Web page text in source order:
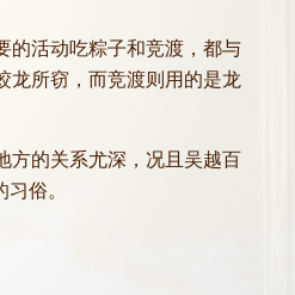
的活动吃粽子和竞渡，都与
龙所窃，而竞渡则用的是龙
方的关系尤深，况且吴越百
俗。